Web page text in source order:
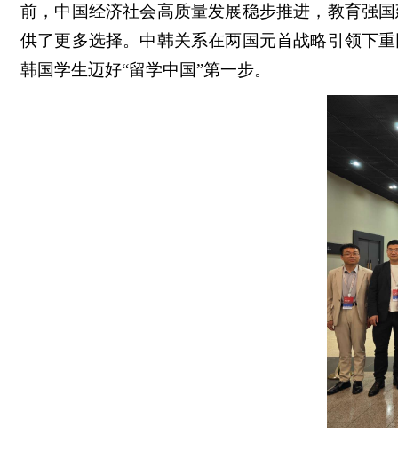
前，中国经济社会高质量发展稳步推进，教育强
供了更多选择。中韩关系在两国元首战略引领下
韩国学生迈好“留学中国”第一步。